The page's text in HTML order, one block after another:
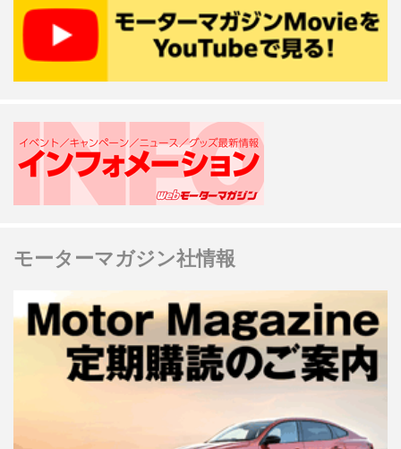
モーターマガジン社情報